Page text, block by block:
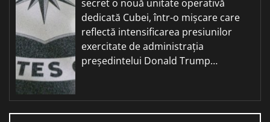
secret o nouă unitate operativă
dedicată Cubei, într-o mișcare care
reflectă intensificarea presiunilor
exercitate de administrația
președintelui Donald Trump…